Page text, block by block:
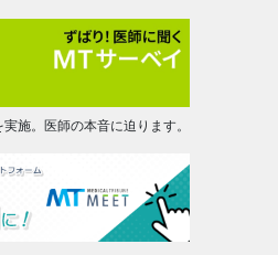
施。医師の本音に迫ります。